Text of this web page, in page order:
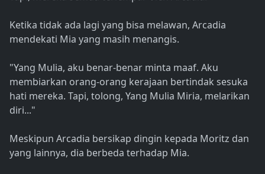
Ketika tidak ada lagi yang bisa melawan, Arcadia
mendekati Mia yang masih menangis.
"Yang Mulia, aku benar-benar minta maaf. Aku
membiarkan orang-orang kerajaan bertindak sesuka
hati mereka. Tapi, tolong, Yang Mulia Miria, melarikan
diri..."
Meskipun Arcadia bersikap dingin kepada Moritz dan
yang lainnya, dia berbeda terhadap Mia.